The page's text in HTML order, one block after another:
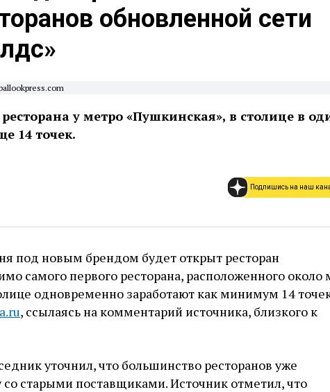
обновленной сети
у метро «Пушкинская», в столице в
14 точек.
Подпишись на наш
под новым брендом будет открыт ресторан
самого первого ресторана, расположенного около
одновременно заработают как минимум 14
, ссылаясь на комментарий источника, близкого к
уточнил, что большинство ресторанов уже
со старыми поставщиками. Источник отметил, что